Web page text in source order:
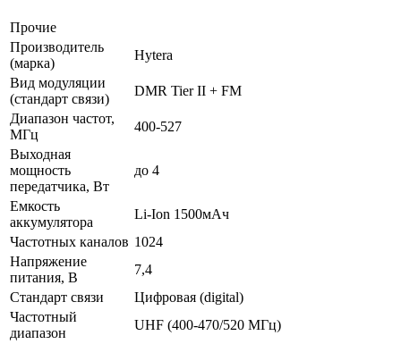
Прочие
Производитель
(марка)
Hytera
Вид модуляции
(стандарт связи)
DMR Tier II + FM
Диапазон частот,
МГц
400-527
Выходная
мощность
передатчика, Вт
до 4
Емкость
аккумулятора
Li-Ion 1500мАч
Частотных каналов 1024
Напряжение
питания, В
7,4
Стандарт связи
Цифровая (digital)
Частотный
диапазон
UHF (400-470/520 МГц)